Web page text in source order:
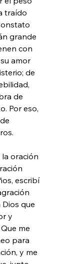
traído
grande
con
amor
de
de
Por eso,
oración
escribí
que
y
me
para
y me